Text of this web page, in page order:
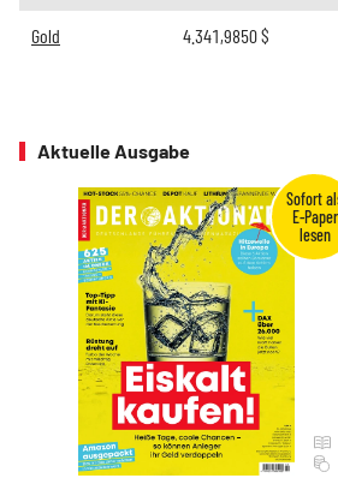
Gold 4.341,9850$
Aktuelle Ausgabe